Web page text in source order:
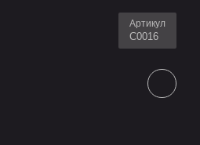
Артикул
С0016